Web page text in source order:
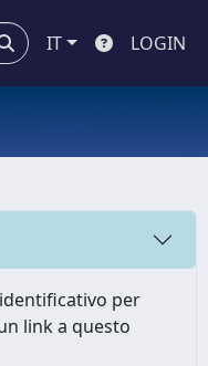
IT LOGIN
per
link a questo